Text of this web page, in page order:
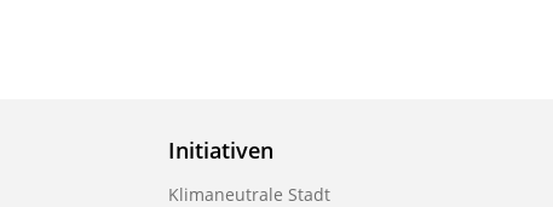
Initiativen
Klimaneutrale Stadt